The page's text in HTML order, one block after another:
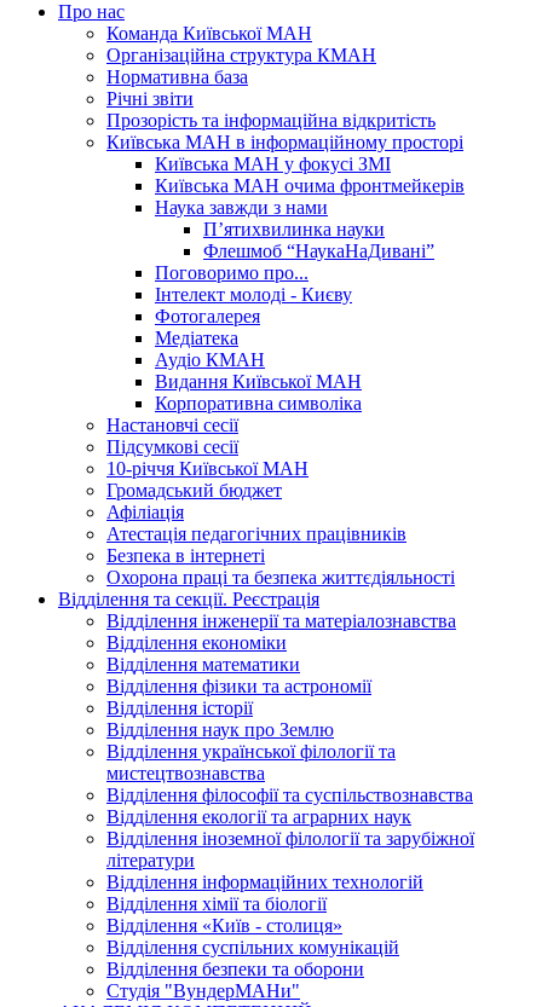
Про нас
Команда Київської МАН
Організаційна структура КМАН
Нормативна база
Річні звіти
Прозорість та інформаційна відкритість
Київська МАН в інформаційному просторі
Київська МАН у фокусі ЗМІ
Київська МАН очима фронтмейкерів
Наука завжди з нами
П’ятихвилинка науки
Флешмоб “НаукаНаДивані”
Поговоримо про...
Інтелект молоді - Києву
Фотогалерея
Медіатека
Аудіо КМАН
Видання Київської МАН
Корпоративна символіка
Настановчі сесії
Підсумкові сесії
10-річчя Київської МАН
Громадський бюджет
Афіліація
Атестація педагогічних працівників
Безпека в інтернеті
Охорона праці та безпека життєдіяльності
Відділення та секції. Реєстрація
Відділення інженерії та матеріалознавства
Відділення економіки
Відділення математики
Відділення фізики та астрономії
Відділення історії
Відділення наук про Землю
Відділення української філології та
мистецтвознавства
Відділення філософії та суспільствознавства
Відділення екології та аграрних наук
Відділення іноземної філології та зарубіжної
літератури
Відділення інформаційних технологій
Відділення хімії та біології
Відділення «Київ - столиця»
Відділення суспільних комунікацій
Відділення безпеки та оборони
Студія "ВундерМАНи"